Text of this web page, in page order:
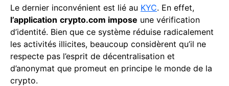
Le dernier inconvénient est lié au KYC. En effet,
l’application crypto.com impose une vérification
d’identité. Bien que ce système réduise radicalement
les activités illicites, beaucoup considèrent qu’il ne
respecte pas l’esprit de décentralisation et
d’anonymat que promeut en principe le monde de la
crypto.